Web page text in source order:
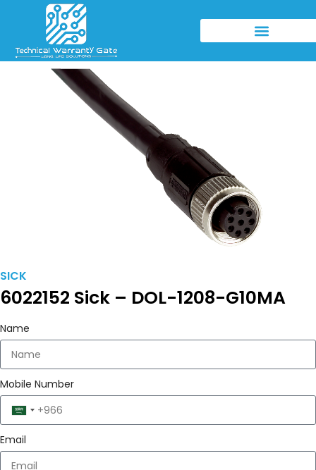
SICK
6022152 Sick – DOL-1208-G10MA
Name
Mobile Number
Saudi
Arabia
+966
Email